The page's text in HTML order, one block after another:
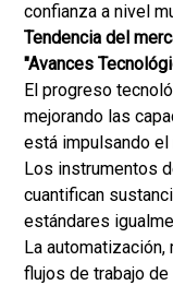
confianza a nivel
Tendencia del
"Avances
El progreso
mejorando las
está impulsando
Los instrumentos
cuantifican
estándares
La
flujos de trabajo